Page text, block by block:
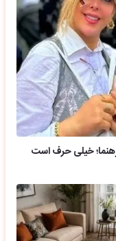
رهنما؛ خیلی حرف است